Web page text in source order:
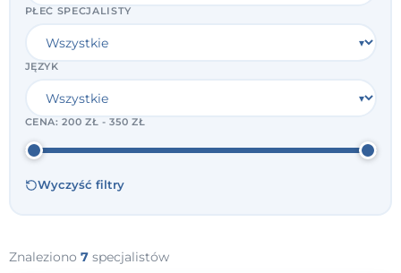
PŁEĆ SPECJALISTY
JĘZYK
CENA:200 ZŁ - 350 ZŁ
Wyczyść filtry
Znaleziono 7 specjalistów